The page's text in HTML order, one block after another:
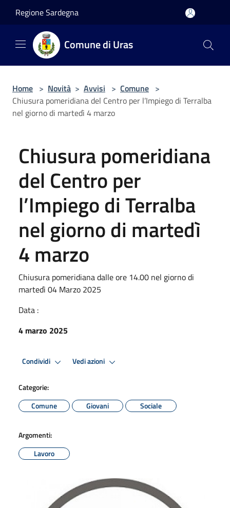
Regione Sardegna
Comune di Uras
Home > Novità > Avvisi > Comune >
Chiusura pomeridiana del Centro per l’Impiego di Terralba
nel giorno di martedì 4 marzo
Chiusura pomeridiana
del Centro per
l’Impiego di Terralba
nel giorno di martedì
4 marzo
Chiusura pomeridiana dalle ore 14.00 nel giorno di
martedì 04 Marzo 2025
Data :
4 marzo 2025
Condividi Vedi azioni
Categorie:
Comune
Giovani Sociale
Argomenti:
Lavoro